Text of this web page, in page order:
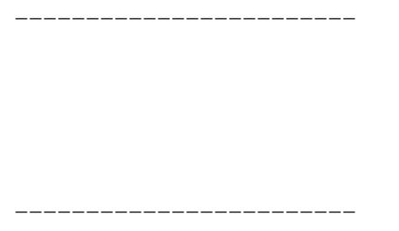
ーーーーーーーーーーーーーーーーーーーーーーーー
ーーーーーーーーーーーーーーーーーーーーーーーー